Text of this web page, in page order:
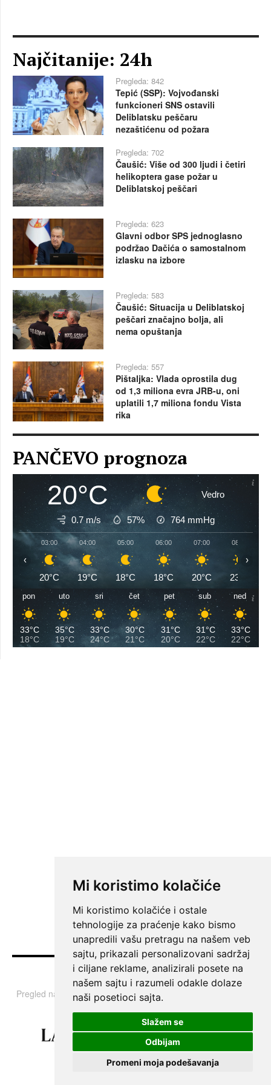
Mi koristimo kolačiće
Mi koristimo kolačiće i ostale
tehnologije za praćenje kako bismo
unapredili vašu pretragu na našem veb
sajtu, prikazali personalizovani sadržaj
i ciljane reklame, analizirali posete na
našem sajtu i razumeli odakle dolaze
naši posetioci sajta.
Slažem se
Odbijam
Promeni moja podešavanja
Najčitanije: 24h
Pregleda: 842
Tepić (SSP): Vojvođanski
funkcioneri SNS ostavili
Deliblatsku peščaru
nezaštićenu od požara
Pregleda: 702
Čaušić: Više od 300 ljudi i četiri
helikoptera gase požar u
Deliblatskoj peščari
Pregleda: 623
Glavni odbor SPS jednoglasno
podržao Dačića o samostalnom
izlasku na izbore
Pregleda: 583
Čaušić: Situacija u Deliblatskoj
peščari značajno bolja, ali
nema opuštanja
Pregleda: 557
Pištaljka: Vlada oprostila dug
od 1,3 miliona evra JRB-u, oni
uplatili 1,7 miliona fondu Vista
rika
PANČEVO prognoza
20°C Vedro
0.7 m/s 57% 764 mmHg
03:00
20°C
04:00
19°C
05:00
18°C
06:00
18°C
07:00
20°C
08:00
23°C
‹ ›
pon
33°C
18°C
uto
35°C
19°C
sri
33°C
24°C
čet
30°C
21°C
pet
31°C
20°C
sub
31°C
22°C
ned
33°C
22°C
Vesti
Pregled najvažnijih informacija i tema iz Srbije, regiona i sveta.